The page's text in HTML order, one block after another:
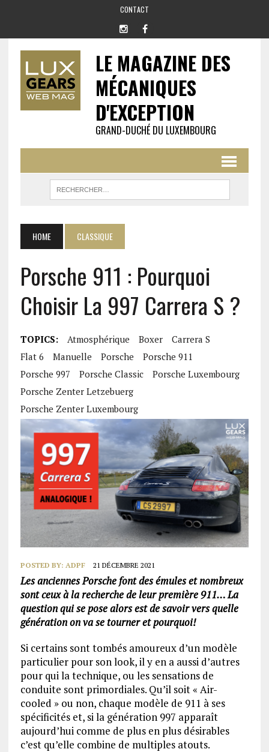
CONTACT
LE MAGAZINE DES
MÉCANIQUES
D'EXCEPTION
GRAND-DUCHÉ DU LUXEMBOURG
HOME CLASSIQUE
Porsche 911 : Pourquoi
Choisir La 997 Carrera S ?
TOPICS: Atmosphérique Boxer
Carrera S
Flat 6
Manuelle Porsche
Porsche 911
Porsche 997
Porsche Classic
Porsche Luxembourg
Porsche Zenter Letzebuerg
Porsche Zenter Luxembourg
POSTED BY: ADPF 21 DÉCEMBRE 2021
Les anciennes Porsche font des émules et nombreux
sont ceux à la recherche de leur première 911… La
question qui se pose alors est de savoir vers quelle
génération on va se tourner et pourquoi!
Si certains sont tombés amoureux d’un modèle
particulier pour son look, il y en a aussi d’autres
pour qui la technique, ou les sensations de
conduite sont primordiales. Qu’il soit « Air-
cooled » ou non, chaque modèle de 911 à ses
spécificités et, si la génération 997 apparaît
aujourd’hui comme de plus en plus désirables
c’est qu’elle combine de multiples atouts.